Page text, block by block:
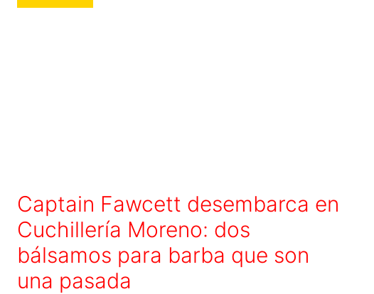
Captain Fawcett desembarca en
Cuchillería Moreno: dos
bálsamos para barba que son
una pasada